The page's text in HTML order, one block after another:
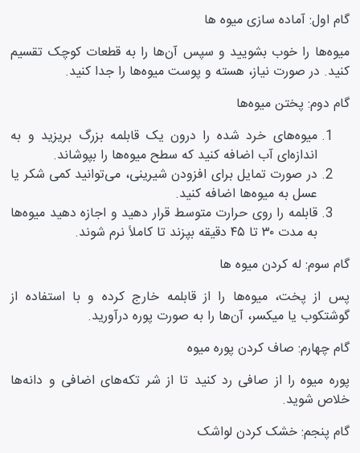
گام اول: آماده‌ سازی میوه‌ ها
میوه‌ها را خوب بشویید و سپس آن‌ها را به قطعات کوچک تقسیم
کنید. در صورت نیاز، هسته و پوست میوه‌ها را جدا کنید.
گام دوم: پختن میوه‌ها
میوه‌های خرد شده را درون یک قابلمه بزرگ بریزید و به
اندازه‌ای آب اضافه کنید که سطح میوه‌ها را بپوشاند.
در صورت تمایل برای افزودن شیرینی، می‌توانید کمی شکر یا
عسل به میوه‌ها اضافه کنید.
قابلمه را روی حرارت متوسط قرار دهید و اجازه دهید میوه‌ها
به مدت ۳۰ تا ۴۵ دقیقه بپزند تا کاملاً نرم شوند.
گام سوم: له کردن میوه‌ ها
پس از پخت، میوه‌ها را از قابلمه خارج کرده و با استفاده از
گوشتکوب یا میکسر، آن‌ها را به صورت پوره درآورید.
گام چهارم: صاف کردن پوره میوه
پوره میوه را از صافی رد کنید تا از شر تکه‌های اضافی و دانه‌ها
خلاص شوید.
گام پنجم: خشک کردن لواشک